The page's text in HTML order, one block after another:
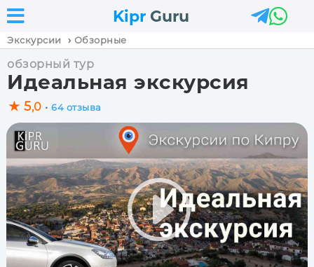
Kipr Guru
 
Экскурсии › Обзорные
обзорный тур
Идеальная экскурсия
★ 5,0 • 64 отзыва